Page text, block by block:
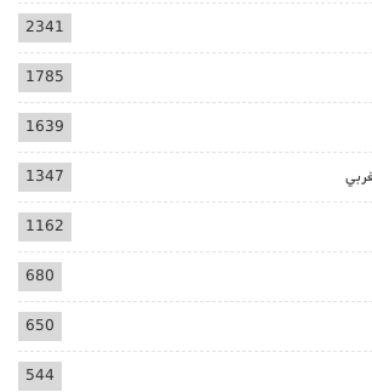
2341
1785
1639
1347
1162
680
650
544